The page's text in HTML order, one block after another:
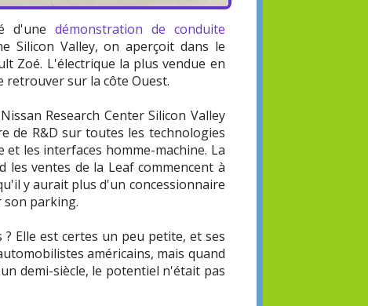
d'une démonstration de conduite
Silicon Valley, on aperçoit dans le
Zoé. L'électrique la plus vendue en
retrouver sur la côte Ouest.
Research Center Silicon Valley
de R&D sur toutes les technologies
les interfaces homme-machine. La
les ventes de la Leaf commencent à
y aurait plus d'un concessionnaire
son parking.
Elle est certes un peu petite, et ses
américains, mais quand
demi-siècle, le potentiel n'était pas